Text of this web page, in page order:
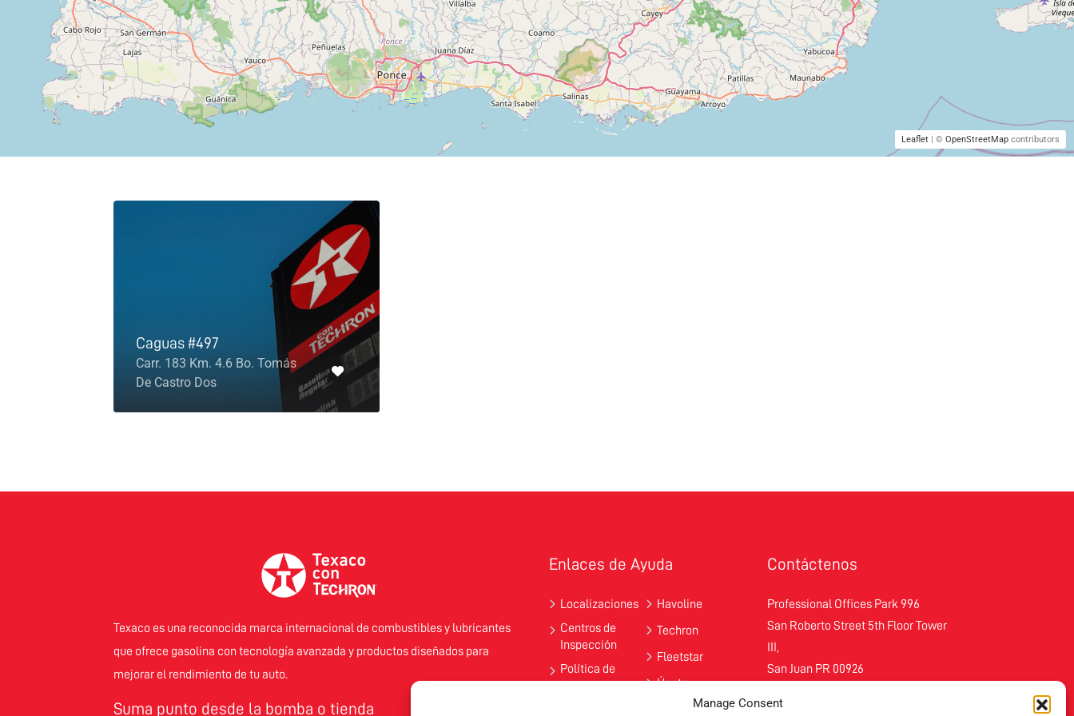
Manage Consent
Leaflet | © OpenStreetMap contributors
Caguas #497
Carr. 183 Km. 4.6 Bo. Tomás
De Castro Dos
Texaco es una reconocida marca internacional de combustibles y lubricantes
que ofrece gasolina con tecnología avanzada y productos diseñados para
mejorar el rendimiento de tu auto.
Suma punto desde la bomba o tienda
Enlaces de Ayuda
Localizaciones
Centros de
Inspección
Política de
Havoline
Techron
Fleetstar
Únete
Contáctenos
Professional Offices Park 996
San Roberto Street 5th Floor Tower
III,
San Juan PR 00926